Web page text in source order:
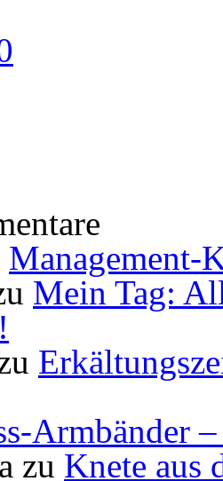
Management-
Mein Tag:
Armbänder
zu Knete aus